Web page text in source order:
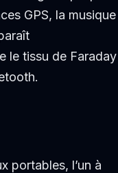
GPS, la musique
le tissu de Faraday
portables, l’un à